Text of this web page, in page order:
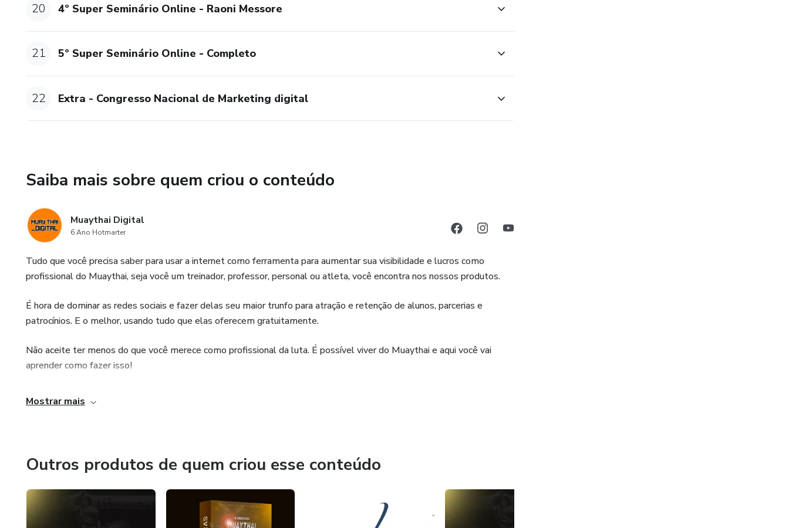
20 4º Super Seminário Online - Raoni Messore
21 5º Super Seminário Online - Completo
22 Extra - Congresso Nacional de Marketing digital
Saiba mais sobre quem criou o conteúdo
Muaythai Digital
6 Ano Hotmarter
Tudo que você precisa saber para usar a internet como ferramenta para aumentar sua visibilidade e lucros como
profissional do Muaythai, seja você um treinador, professor, personal ou atleta, você encontra nos nossos produtos.
É hora de dominar as redes sociais e fazer delas seu maior trunfo para atração e retenção de alunos, parcerias e
patrocínios. E o melhor, usando tudo que elas oferecem gratuitamente.
Não aceite ter menos do que você merece como profissional da luta. É possível viver do Muaythai e aqui você vai
aprender como fazer isso!
Mostrar mais
Outros produtos de quem criou esse conteúdo